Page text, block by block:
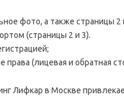
фото, а также страницы 2
(страницы 2 и 3).
права (лицевая и обратная
Лифкар в Москве